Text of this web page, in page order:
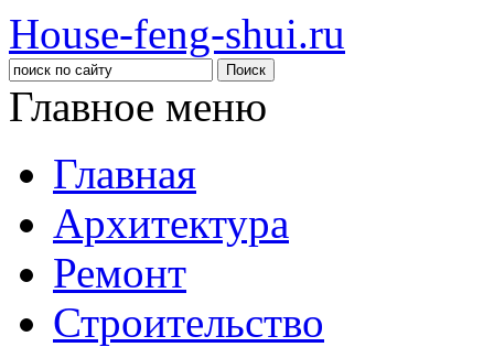
House-feng-shui.ru
Главное меню
Главная
Архитектура
Ремонт
Строительство